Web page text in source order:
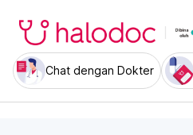
Chat dengan Dokter